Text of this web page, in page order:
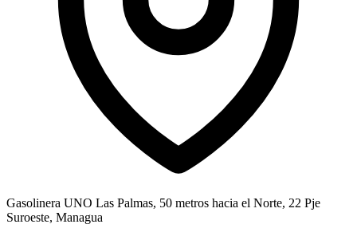
Gasolinera UNO Las Palmas, 50 metros hacia el Norte, 22 Pje
Suroeste, Managua